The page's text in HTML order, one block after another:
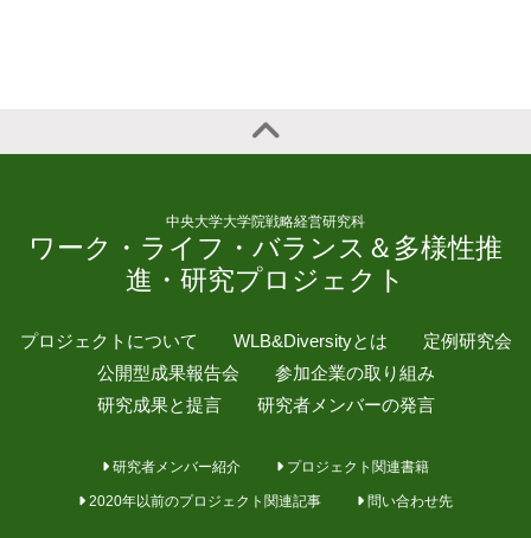
中央大学大学院戦略経営研究科
ワーク・ライフ・バランス＆多様性推
進・研究プロジェクト
プロジェクトについて WLB&Diversityとは
定例研究会
公開型成果報告会
参加企業の取り組み
研究成果と提言
研究者メンバーの発言
研究者メンバー紹介 プロジェクト関連書籍
2020年以前のプロジェクト関連記事 問い合わせ先